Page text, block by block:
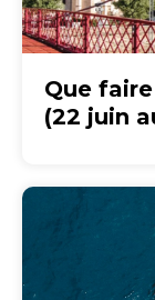
Que
(22 juin